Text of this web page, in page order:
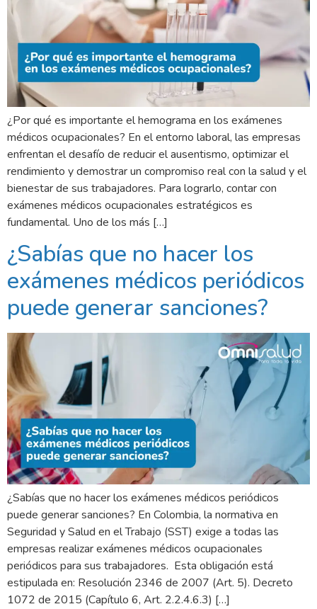
¿Por qué es importante el hemograma en los exámenes
médicos ocupacionales? En el entorno laboral, las empresas
enfrentan el desafío de reducir el ausentismo, optimizar el
rendimiento y demostrar un compromiso real con la salud y el
bienestar de sus trabajadores. Para lograrlo, contar con
exámenes médicos ocupacionales estratégicos es
fundamental. Uno de los más […]
¿Sabías que no hacer los
exámenes médicos periódicos
puede generar sanciones?
¿Sabías que no hacer los exámenes médicos periódicos
puede generar sanciones? En Colombia, la normativa en
Seguridad y Salud en el Trabajo (SST) exige a todas las
empresas realizar exámenes médicos ocupacionales
periódicos para sus trabajadores. Esta obligación está
estipulada en: Resolución 2346 de 2007 (Art. 5). Decreto
1072 de 2015 (Capítulo 6, Art. 2.2.4.6.3) […]